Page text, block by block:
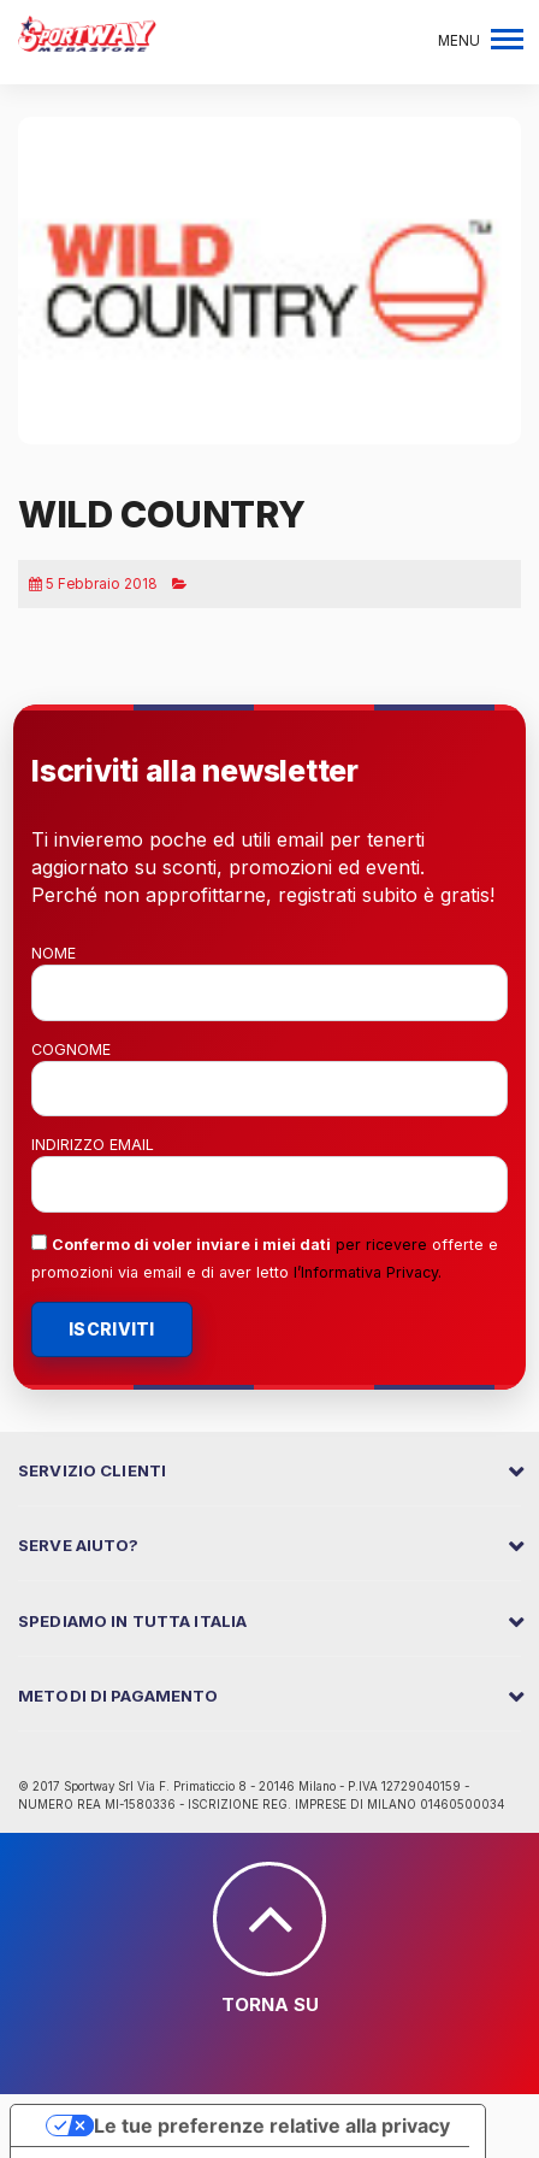
MENU
WILD COUNTRY
5 Febbraio 2018
Iscriviti alla newsletter
Ti invieremo poche ed utili email per tenerti
aggiornato su sconti, promozioni ed eventi.
Perché non approfittarne, registrati subito è gratis!
NOME
COGNOME
INDIRIZZO EMAIL
Confermo di voler inviare i miei dati per ricevere offerte e
promozioni via email e di aver letto l’Informativa Privacy.
ISCRIVITI
SERVIZIO CLIENTI
SERVE AIUTO?
SPEDIAMO IN TUTTA ITALIA
METODI DI PAGAMENTO
© 2017 Sportway Srl Via F. Primaticcio 8 - 20146 Milano - P.IVA 12729040159 -
NUMERO REA MI-1580336 - ISCRIZIONE REG. IMPRESE DI MILANO 01460500034
TORNA SU
Le tue preferenze relative alla privacy